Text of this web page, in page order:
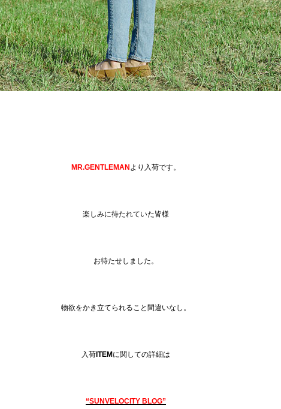
MR.GENTLEMAN より入荷です。
楽しみに待たれていた皆様
お待たせしました。
物欲をかき立てられること間違いなし。
入荷 ITEM に関しての詳細は
“SUNVELOCITY BLOG”